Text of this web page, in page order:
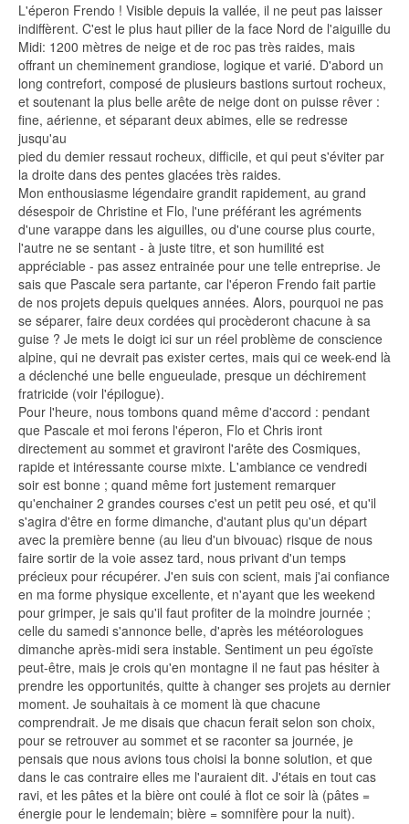
L'éperon Frendo ! Visible depuis la vallée, il ne peut pas laisser
indiffèrent. C'est le plus haut pilier de la face Nord de l'aiguille du
Midi: 1200 mètres de neige et de roc pas très raides, mais
offrant un cheminement grandiose, logique et varié. D'abord un
long contrefort, composé de plusieurs bastions surtout rocheux,
et soutenant la plus belle arête de neige dont on puisse rêver :
fine, aérienne, et séparant deux abimes, elle se redresse
jusqu'au
pied du demier ressaut rocheux, difficile, et qui peut s'éviter par
la droite dans des pentes glacées très raides.
Mon enthousiasme légendaire grandit rapidement, au grand
désespoir de Christine et Flo, l'une préférant les agréments
d'une varappe dans les aiguilles, ou d'une course plus courte,
l'autre ne se sentant - à juste titre, et son humilité est
appréciable - pas assez entrainée pour une telle entreprise. Je
sais que Pascale sera partante, car l'éperon Frendo fait partie
de nos projets depuis quelques années. Alors, pourquoi ne pas
se séparer, faire deux cordées qui procèderont chacune à sa
guise ? Je mets Ie doigt ici sur un réel problème de conscience
alpine, qui ne devrait pas exister certes, mais qui ce week-end là
a déclenché une belle engueulade, presque un déchirement
fratricide (voir l'épilogue).
Pour l'heure, nous tombons quand même d'accord : pendant
que Pascale et moi ferons l'éperon, Flo et Chris iront
directement au sommet et graviront l'arête des Cosmiques,
rapide et intéressante course mixte. L'ambiance ce vendredi
soir est bonne ; quand même fort justement remarquer
qu'enchainer 2 grandes courses c'est un petit peu osé, et qu'il
s'agira d'être en forme dimanche, d'autant plus qu'un départ
avec la première benne (au lieu d'un bivouac) risque de nous
faire sortir de la voie assez tard, nous privant d'un temps
précieux pour récupérer. J'en suis con scient, mais j'ai confiance
en ma forme physique excellente, et n'ayant que les weekend
pour grimper, je sais qu'il faut profiter de la moindre journée ;
celle du samedi s'annonce belle, d'après les météorologues
dimanche après-midi sera instable. Sentiment un peu égoïste
peut-être, mais je crois qu'en montagne il ne faut pas hésiter à
prendre les opportunités, quitte à changer ses projets au dernier
moment. Je souhaitais à ce moment là que chacune
comprendrait. Je me disais que chacun ferait selon son choix,
pour se retrouver au sommet et se raconter sa journée, je
pensais que nous avions tous choisi la bonne solution, et que
dans le cas contraire elles me l'auraient dit. J'étais en tout cas
ravi, et les pâtes et la bière ont coulé à flot ce soir là (pâtes =
énergie pour le lendemain; bière = somnifère pour la nuit).